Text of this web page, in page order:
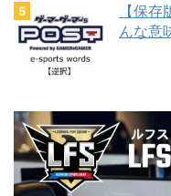
【保
んな意